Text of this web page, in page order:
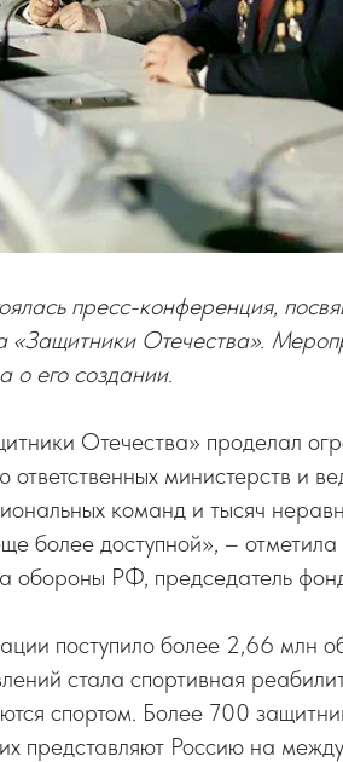
пресс-конференция,
«Защитники Отечества».
о его создании.
Отечества» проделал
ответственных министерств и
команд и тысяч
более доступной», –
обороны РФ, председатель
поступило более 2,66 млн
стала спортивная
спортом. Более 700
представляют Россию на